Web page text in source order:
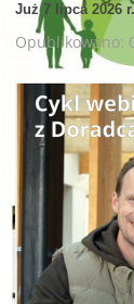
Już 7 lipca 2026
Opublikowano: